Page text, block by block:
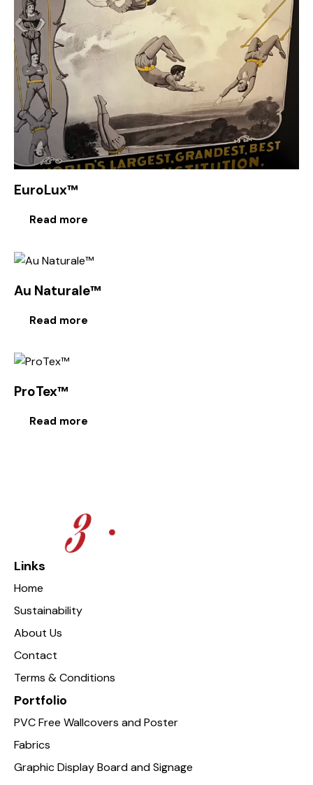
EuroLux™
Read more
Au Naturale™
Read more
ProTex™
Read more
Links
Home
Sustainability
About Us
Contact
Terms & Conditions
Portfolio
PVC Free Wallcovers and Poster
Fabrics
Graphic Display Board and Signage